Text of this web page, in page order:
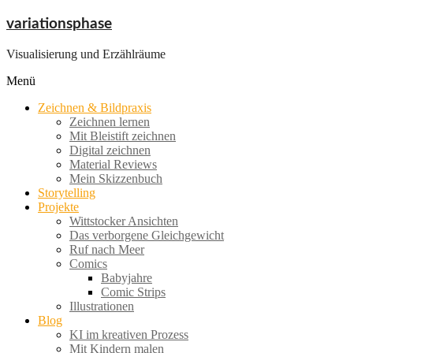
Zum
springen
variationsphase
Visualisierung und Erzählräume
Menü
Zeichnen & Bildpraxis
Zeichnen lernen
Mit Bleistift zeichnen
Digital zeichnen
Material Reviews
Mein Skizzenbuch
Storytelling
Projekte
Wittstocker Ansichten
Das verborgene Gleichgewicht
Ruf nach Meer
Comics
Babyjahre
Comic Strips
Illustrationen
Blog
KI im kreativen Prozess
Mit Kindern malen